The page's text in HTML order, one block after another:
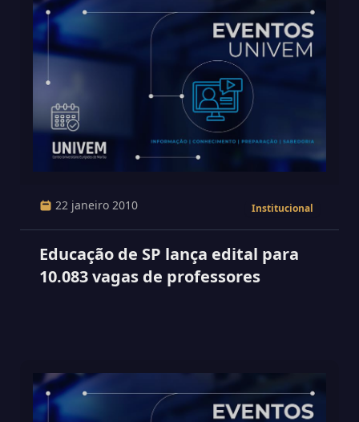
22 janeiro 2010 Institucional
Educação de SP lança edital para
10.083 vagas de professores